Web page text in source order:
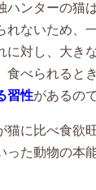
ハンターの猫
れないため、
に対し、大き
食べられると
習性があるの
猫に比べ食欲
った動物の本